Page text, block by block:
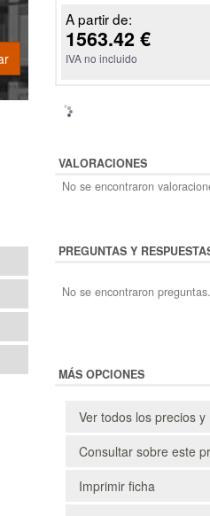
A partir de:
1563.42 €
IVA no incluido
VALORACIONES
No se encontraron
PREGUNTAS Y
No se encontraron
MÁS OPCIONES
Ver todos los precios y
Consultar sobre este
Imprimir ficha